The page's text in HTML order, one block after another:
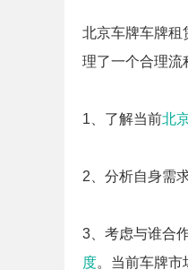
北京车牌车牌租
理了一个合理流
1、了解当前北
2、分析自身需
3、考虑与谁合
度。当前车牌市